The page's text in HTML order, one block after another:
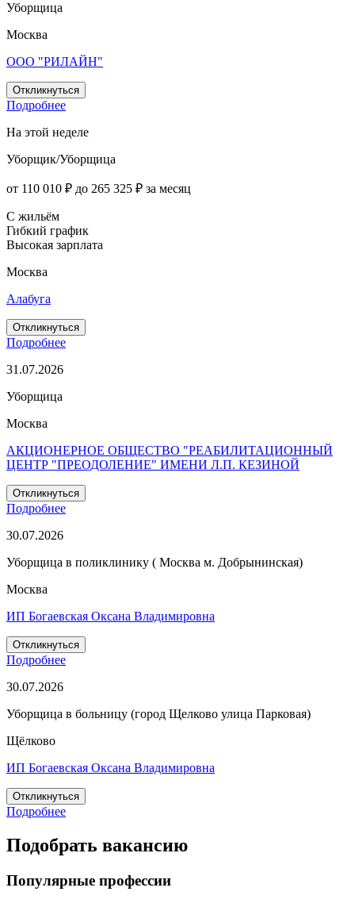
Уборщица
Москва
ООО "РИЛАЙН"
Откликнуться
Подробнее
На этой неделе
Уборщик/Уборщица
от 110 010 ₽ до 265 325 ₽ за месяц
С жильём
Гибкий график
Высокая зарплата
Москва
Алабуга
Откликнуться
Подробнее
31.07.2026
Уборщица
Москва
АКЦИОНЕРНОЕ ОБЩЕСТВО "РЕАБИЛИТАЦИОННЫЙ
ЦЕНТР "ПРЕОДОЛЕНИЕ" ИМЕНИ Л.П. КЕЗИНОЙ
Откликнуться
Подробнее
30.07.2026
Уборщица в поликлинику ( Москва м. Добрынинская)
Москва
ИП Богаевская Оксана Владимировна
Откликнуться
Подробнее
30.07.2026
Уборщица в больницу (город Щелково улица Парковая)
Щёлково
ИП Богаевская Оксана Владимировна
Откликнуться
Подробнее
Подобрать вакансию
Популярные профессии